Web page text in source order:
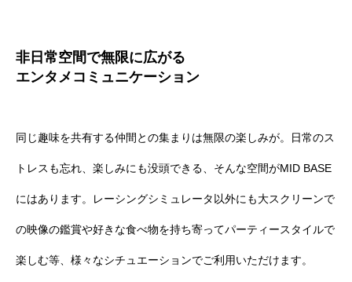
店舗一覧
ご利用の流れ
ご予約
お知らせ
非日常空間で無限に広がる
エンタメコミュニケーション
同じ趣味を共有する仲間との集まりは無限の楽しみが。日常のス
トレスも忘れ、楽しみにも没頭できる、そんな空間がMID BASE
にはあります。レーシングシミュレータ以外にも大スクリーンで
の映像の鑑賞や好きな食べ物を持ち寄ってパーティースタイルで
楽しむ等、様々なシチュエーションでご利用いただけます。